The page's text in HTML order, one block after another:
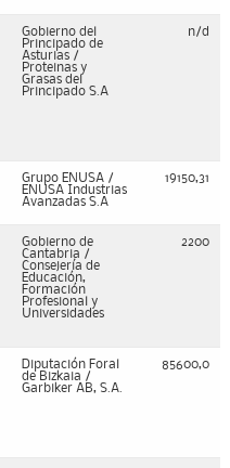
Gobierno del
Principado de
Asturias /
Proteinas y
Grasas del
Principado S.A
n/d
Grupo ENUSA /
ENUSA Industrias
Avanzadas S.A
19150,31
Gobierno de
Cantabria /
Consejería de
Educación,
Formación
Profesional y
Universidades
2200
Diputación Foral
de Bizkaia /
Garbiker AB, S.A.
85600,0